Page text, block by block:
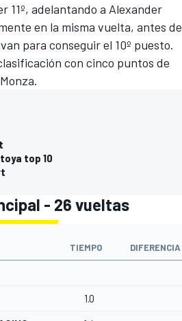
11º, adelantando a Alexander
en la misma vuelta, antes de
para conseguir el 10º puesto.
con cinco puntos de
top 10
- 26 vueltas
TIEMPO DIFERENCIA
1.0